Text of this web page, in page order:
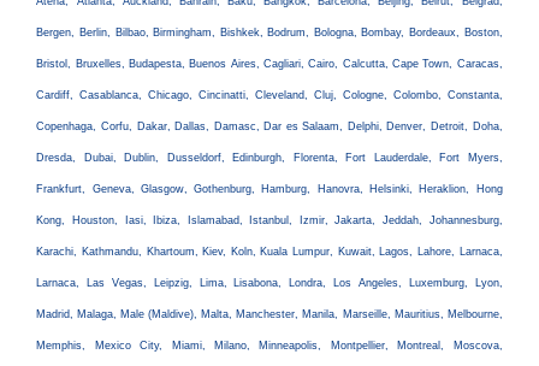
Bergen, Berlin, Bilbao, Birmingham, Bishkek, Bodrum, Bologna, Bombay, Bordeaux, Boston,
Bristol, Bruxelles, Budapesta, Buenos Aires, Cagliari, Cairo, Calcutta, Cape Town, Caracas,
Cardiff, Casablanca, Chicago, Cincinatti, Cleveland, Cluj, Cologne, Colombo, Constanta,
Copenhaga, Corfu, Dakar, Dallas, Damasc, Dar es Salaam, Delphi, Denver, Detroit, Doha,
Dresda, Dubai, Dublin, Dusseldorf, Edinburgh, Florenta, Fort Lauderdale, Fort Myers,
Frankfurt, Geneva, Glasgow, Gothenburg, Hamburg, Hanovra, Helsinki, Heraklion, Hong
Kong, Houston, Iasi, Ibiza, Islamabad, Istanbul, Izmir, Jakarta, Jeddah, Johannesburg,
Karachi, Kathmandu, Khartoum, Kiev, Koln, Kuala Lumpur, Kuwait, Lagos, Lahore, Larnaca,
Larnaca, Las Vegas, Leipzig, Lima, Lisabona, Londra, Los Angeles, Luxemburg, Lyon,
Madrid, Malaga, Male (Maldive), Malta, Manchester, Manila, Marseille, Mauritius, Melbourne,
Memphis, Mexico City, Miami, Milano, Minneapolis, Montpellier, Montreal, Moscova,